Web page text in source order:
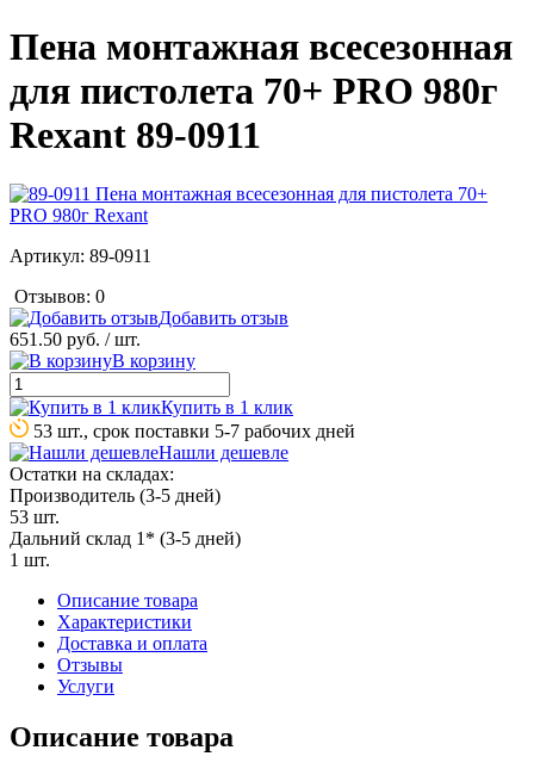
Пена монтажная всесезонная
для пистолета 70+ PRO 980г
Rexant 89-0911
Артикул: 89-0911
Отзывов: 0
Добавить отзыв
651.50 руб. / шт.
В корзину
Купить в 1 клик
53 шт., срок поставки 5-7 рабочих дней
Нашли дешевле
Остатки на складах:
Производитель (3-5 дней)
53 шт.
Дальний склад 1* (3-5 дней)
1 шт.
Описание товара
Характеристики
Доставка и оплата
Отзывы
Услуги
Описание товара